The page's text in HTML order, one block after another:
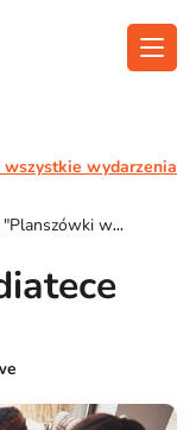
wszystkie wydarzenia
"Planszówki w